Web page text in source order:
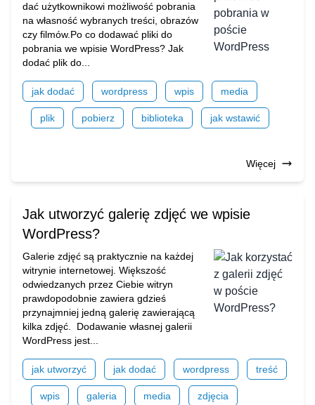
dać użytkownikowi możliwość pobrania
na własność wybranych treści, obrazów
czy filmów.Po co dodawać pliki do
pobrania we wpisie WordPress? Jak
dodać plik do...
jak dodać wordpress wpis media
plik pobierz biblioteka jak wstawić
Więcej
Jak utworzyć galerię zdjęć we wpisie
WordPress?
Galerie zdjęć są praktycznie na każdej
witrynie internetowej. Większość
odwiedzanych przez Ciebie witryn
prawdopodobnie zawiera gdzieś
przynajmniej jedną galerię zawierającą
kilka zdjęć. Dodawanie własnej galerii
WordPress jest...
jak utworzyć jak dodać wordpress treść
wpis galeria media zdjęcia